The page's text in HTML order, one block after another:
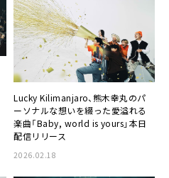
Lucky Kilimanjaro、熊木幸丸のパ
ーソナルな想いを綴った愛溢れる
楽曲「Baby, world is yours」本日
配信リリース
2026.02.18